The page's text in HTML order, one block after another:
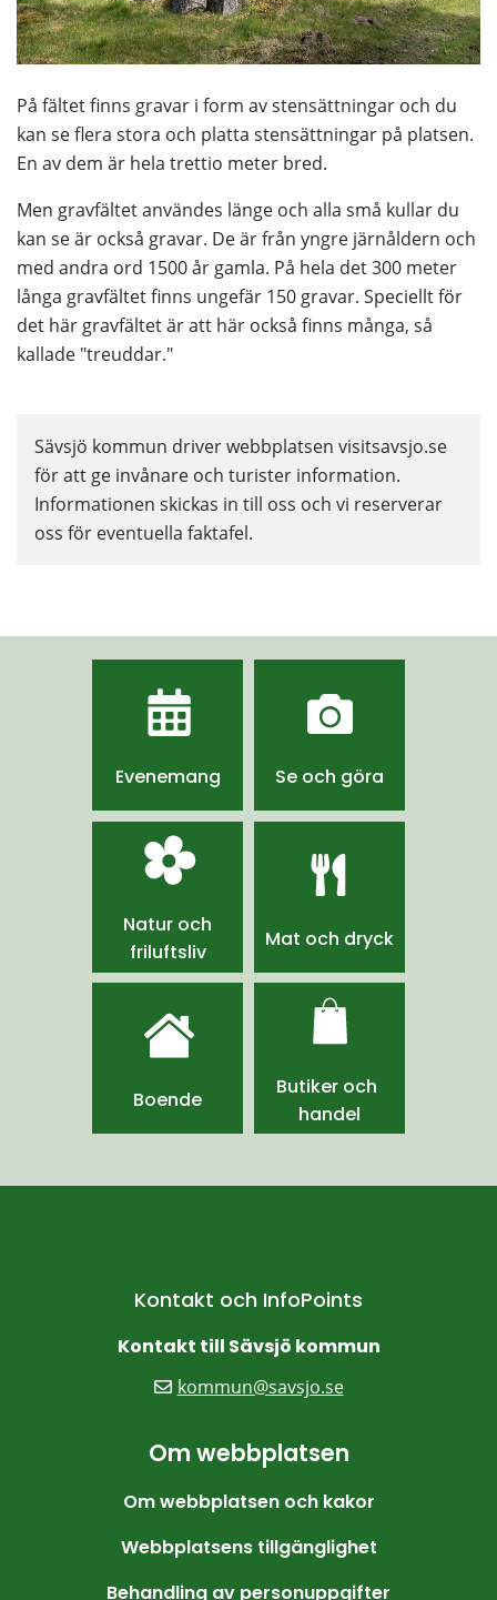
På fältet finns gravar i form av stensättningar och du
kan se flera stora och platta stensättningar på platsen.
En av dem är hela trettio meter bred.
Men gravfältet användes länge och alla små kullar du
kan se är också gravar. De är från yngre järnåldern och
med andra ord 1500 år gamla. På hela det 300 meter
långa gravfältet finns ungefär 150 gravar. Speciellt för
det här gravfältet är att här också finns många, så
kallade "treuddar."
Sävsjö kommun driver webbplatsen visitsavsjo.se
för att ge invånare och turister information.
Informationen skickas in till oss och vi reserverar
oss för eventuella faktafel.
Evenemang Se och göra
Natur och
friluftsliv
Mat och dryck
Boende
Butiker och
handel
Kontakt och InfoPoints
Kontakt till Sävsjö kommun
kommun@savsjo.se
Om webbplatsen
Om webbplatsen och kakor
Webbplatsens tillgänglighet
Behandling av personuppgifter